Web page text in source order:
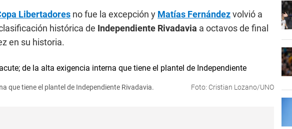
Libertadores no fue la excepción y Matías Fernándezvolvió a
histórica de Independiente Rivadavia a octavos de final
en su historia.
que tiene el plantel de Independiente Rivadavia. Foto: Cristian Lozano/UNO